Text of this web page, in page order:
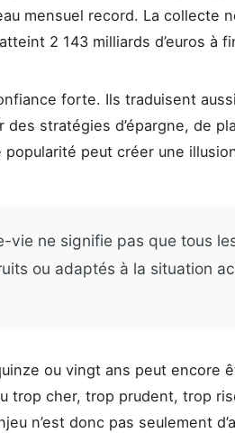
mensuel record. La collecte
2 143 milliards d’euros à
forte. Ils traduisent
des stratégies d’épargne, de
peut créer une
vie ne signifie pas que tous
ou adaptés à la situation
ou vingt ans peut encore
trop cher, trop prudent, trop
n’est donc pas seulement